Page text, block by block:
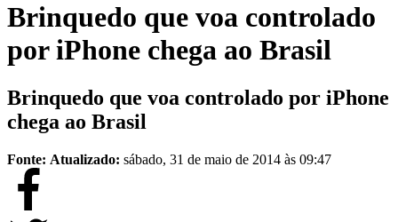
Brinquedo que voa controlado
por iPhone chega ao Brasil
Brinquedo que voa controlado por iPhone
chega ao Brasil
Fonte: Atualizado: sábado, 31 de maio de 2014 às 09:47